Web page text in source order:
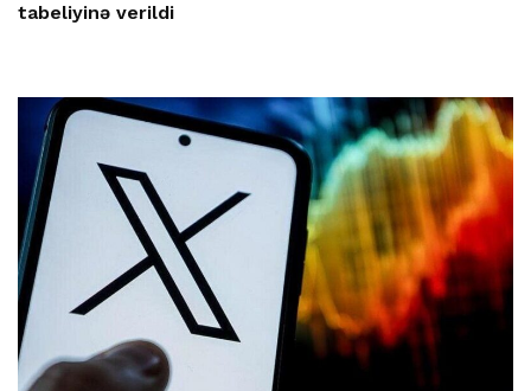
tabeliyinə verildi